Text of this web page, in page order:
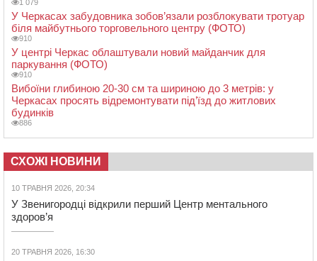
1 079
У Черкасах забудовника зобов’язали розблокувати тротуар
біля майбутнього торговельного центру (ФОТО)
910
У центрі Черкас облаштували новий майданчик для
паркування (ФОТО)
910
Вибоїни глибиною 20-30 см та шириною до 3 метрів: у
Черкасах просять відремонтувати під’їзд до житлових
будинків
886
СХОЖІ НОВИНИ
10 ТРАВНЯ 2026, 20:34
У Звенигородці відкрили перший Центр ментального
здоров’я
20 ТРАВНЯ 2026, 16:30